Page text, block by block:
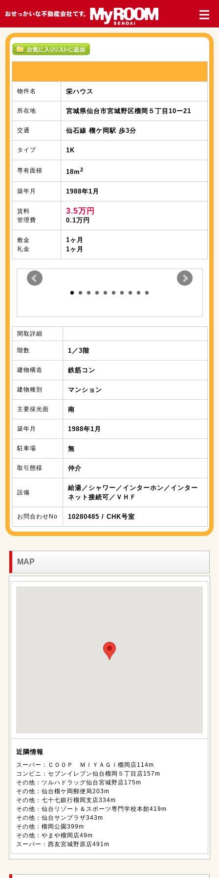
物件名 栄ハウス
所在地 宮城県仙台市宮城野区榴岡５丁目10ー21
交通 仙石線 榴ケ岡駅 歩3分
タイプ 1K
専有面積 18m2
築年月 1988年1月
賃料
管理費
3.5万円
0.1万円
敷金
礼金
1ヶ月
1ヶ月
間取詳細
階数 1／3階
建物構造 鉄筋コン
建物種別 マンション
主要採光面 南
築年月 1988年1月
駐車場 無
取引態様 仲介
設備
給湯／シャワー／インターホン／インター
ネット接続可／ＶＨＦ
お問合わせNo 10280485 / CHK号室
MAP
近隣情報
スーパー：ＣＯＯＰ ＭＩＹＡＧＩ榴岡店114m
コンビニ：セブンイレブン仙台榴岡５丁目店157m
その他：ツルハドラッグ仙台宮城野店175m
その他：仙台榴ケ岡郵便局203m
その他：七十七銀行榴岡支店334m
その他：仙台リゾート＆スポーツ専門学校本館419m
その他：仙台サンプラザ343m
その他：榴岡公園399m
その他：やまや榴岡店49m
スーパー：西友宮城野原店491m